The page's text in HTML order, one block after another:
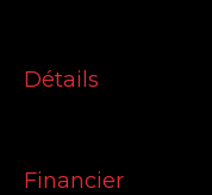
Détails
Financier